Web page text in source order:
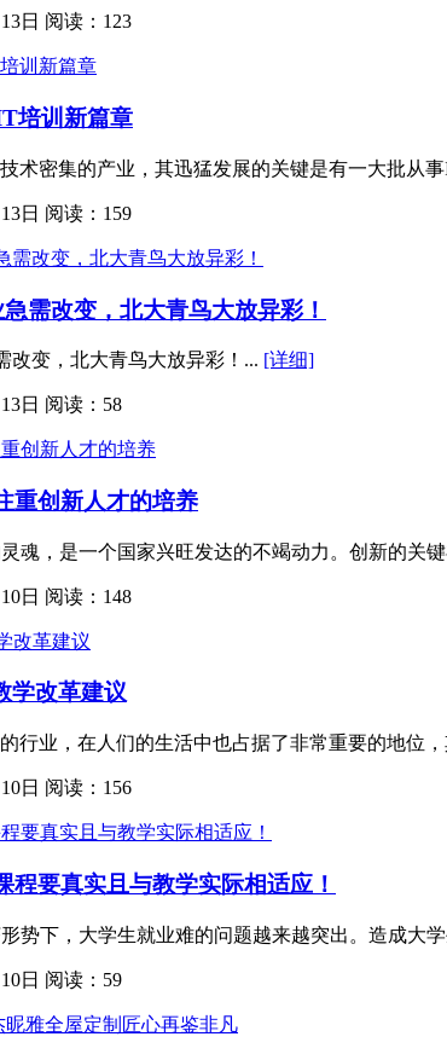
日 阅读：123
培训新篇章
术密集的产业，其迅猛发展的关键是有一大批从
日 阅读：159
需改变，北大青鸟大放异彩！
改变，北大青鸟大放异彩！... [详细]
日 阅读：58
重创新人才的培养
魂，是一个国家兴旺发达的不竭动力。创新的关
日 阅读：148
学改革建议
行业，在人们的生活中也占据了非常重要的地位
日 阅读：156
程要真实且与教学实际相适应！
势下，大学生就业难的问题越来越突出。造成大
日 阅读：59